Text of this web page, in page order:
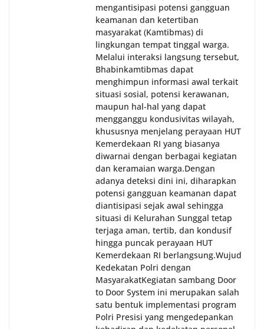
mengantisipasi potensi gangguan
keamanan dan ketertiban
masyarakat (Kamtibmas) di
lingkungan tempat tinggal warga.
Melalui interaksi langsung tersebut,
Bhabinkamtibmas dapat
menghimpun informasi awal terkait
situasi sosial, potensi kerawanan,
maupun hal-hal yang dapat
mengganggu kondusivitas wilayah,
khususnya menjelang perayaan HUT
Kemerdekaan RI yang biasanya
diwarnai dengan berbagai kegiatan
dan keramaian warga.‎‎Dengan
adanya deteksi dini ini, diharapkan
potensi gangguan keamanan dapat
diantisipasi sejak awal sehingga
situasi di Kelurahan Sunggal tetap
terjaga aman, tertib, dan kondusif
hingga puncak perayaan HUT
Kemerdekaan RI berlangsung.‎‎Wujud
Kedekatan Polri dengan
Masyarakat‎Kegiatan sambang Door
to Door System ini merupakan salah
satu bentuk implementasi program
Polri Presisi yang mengedepankan